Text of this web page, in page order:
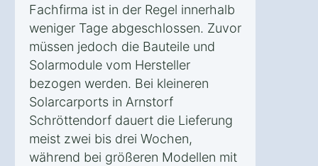
Fachfirma ist in der Regel innerhalb
weniger Tage abgeschlossen. Zuvor
müssen jedoch die Bauteile und
Solarmodule vom Hersteller
bezogen werden. Bei kleineren
Solarcarports in Arnstorf
Schröttendorf dauert die Lieferung
meist zwei bis drei Wochen,
während bei größeren Modellen mit